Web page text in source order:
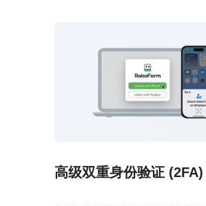
高级双重身份验证 (2FA)